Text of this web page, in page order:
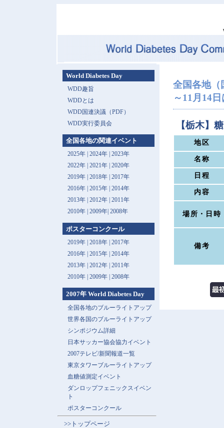
全国各地（
～11月14
【栃木】
地区
名称
日程
内容
場所・日時
備考
World Diabetes Day
WDD趣旨
WDDとは
WDD国連決議（PDF）
WDD実行委員会
全国各地の関連イベント
2025年| 2024年| 2023年
2022年| 2021年| 2020年
2019年| 2018年| 2017年
2016年| 2015年| 2014年
2013年 | 2012年| 2011年
2010年| 2009年| 2008年
ポスターコンクール
2019年 | 2018年 | 2017年
2016年 | 2015年 | 2014年
2013年 | 2012年 | 2011年
2010年 | 2009年 | 2008年
2007年 World Diabetes Day
全国各地のブルーライトアップ
世界各国のブルーライトアップ
シンポジウム詳細
日本サッカー協会協力イベント
2007テレビ/新聞報道一覧
東京タワーブルーライトアップ
血糖値測定イベント
ダンロップフェニックスイベン
ト
ポスターコンクール
>>トップページ